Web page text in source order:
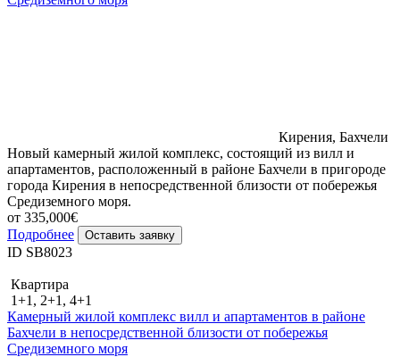
Кирения, Бахчели
Новый камерный жилой комплекс, состоящий из вилл и
апартаментов, расположенный в районе Бахчели в пригороде
города Кирения в непосредственной близости от побережья
Средиземного моря.
от 335,000€
Подробнее
Оставить заявку
ID SB8023
Квартира
1+1, 2+1, 4+1
Камерный жилой комплекс вилл и апартаментов в районе
Бахчели в непосредственной близости от побережья
Средиземного моря